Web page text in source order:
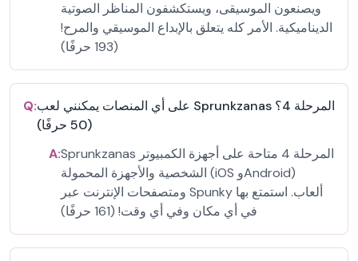
ويصنعون الموسيقى، ويستكشفون المناظر الصوتية
الديناميكية. الأمر كله يتعلق بالإبداع الموسيقي والمرح!
(193 حرفًا)
Q:على أي المنصات يمكنني لعب Sprunkzanas المرحلة 4؟
(50 حرفًا)
A:Sprunkzanas المرحلة 4 متاحة على أجهزة الكمبيوتر
الشخصية والأجهزة المحمولة (iOS وAndroid)
ومتصفحات الإنترنت عبر Spunky ألعاب. استمتع بها
في أي مكان وفي أي وقت! (161 حرفًا)